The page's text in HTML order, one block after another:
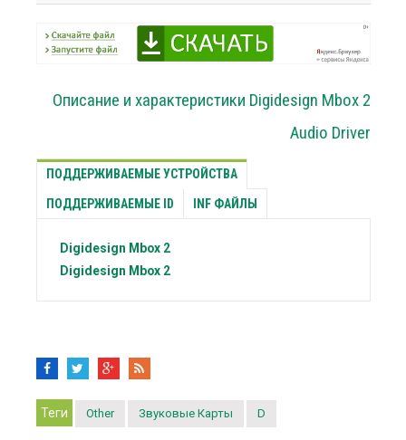
Описание и характеристики Digidesign Mbox 2
Audio Driver
ПОДДЕРЖИВАЕМЫЕ УСТРОЙСТВА
ПОДДЕРЖИВАЕМЫЕ ID INF ФАЙЛЫ
Digidesign Mbox 2
Digidesign Mbox 2
Теги Other Звуковые Карты D